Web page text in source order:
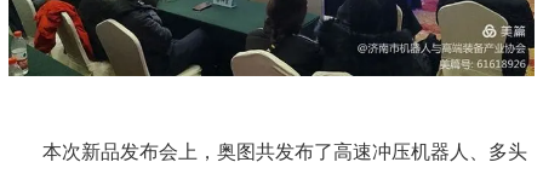
本次新品发布会上，奥图共发布了高速冲压机器人、多头